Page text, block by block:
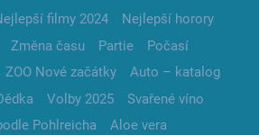
filmy 2024
Nejlepší horory
Změna času Partie
Počasí
ZOO Nové začátky
Auto – katalog
Volby 2025
Svařené víno
Pohlreicha
Aloe vera